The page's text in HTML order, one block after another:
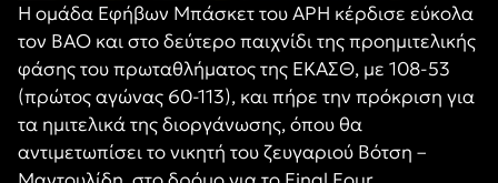
Η ομάδα Εφήβων Μπάσκετ του ΑΡΗ κέρδισε εύκολα
τον ΒΑΟ και στο δεύτερο παιχνίδι της προημιτελικής
φάσης του πρωταθλήματος της ΕΚΑΣΘ, με 108-53
(πρώτος αγώνας 60-113), και πήρε την πρόκριση για
τα ημιτελικά της διοργάνωσης, όπου θα
αντιμετωπίσει το νικητή του ζευγαριού Βότση –